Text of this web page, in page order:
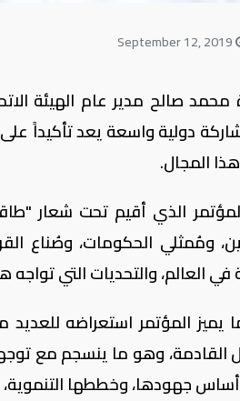
صالح مدير عام الهيئة
دولية واسعة يعد تأكيداً على
المجال.
الذي أقيم تحت شعار
ومُمثلي الحكومات، وصُناع
العالم، والتحديات التي
المؤتمر استعراضه للعديد
القادمة، وهو ما ينسجم مع
جهودها، وخططها التنموية،